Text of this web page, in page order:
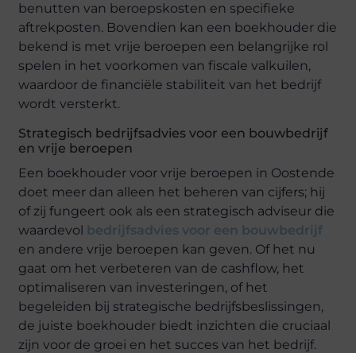
benutten van beroepskosten en specifieke
aftrekposten. Bovendien kan een boekhouder die
bekend is met vrije beroepen een belangrijke rol
spelen in het voorkomen van fiscale valkuilen,
waardoor de financiële stabiliteit van het bedrijf
wordt versterkt.
Strategisch bedrijfsadvies voor een bouwbedrijf
en vrije beroepen
Een boekhouder voor vrije beroepen in Oostende
doet meer dan alleen het beheren van cijfers; hij
of zij fungeert ook als een strategisch adviseur die
waardevol bedrijfsadvies voor een bouwbedrijf
en andere vrije beroepen kan geven. Of het nu
gaat om het verbeteren van de cashflow, het
optimaliseren van investeringen, of het
begeleiden bij strategische bedrijfsbeslissingen,
de juiste boekhouder biedt inzichten die cruciaal
zijn voor de groei en het succes van het bedrijf.